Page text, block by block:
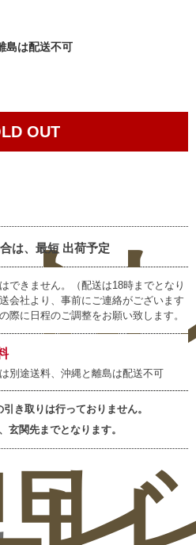
島は配送不可
OUT
レ
は、最短 出荷予定
できません。（配送は18時までとなり
会社より、事前にご連絡がございます
際に日程のご調整をお願い致します。
別途送料、沖縄と離島は配送不可
き取りは行っておりません。
玄関先までとなります。